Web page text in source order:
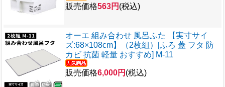
販売価格563円 (税込)
オーエ 組み合わせ 風呂ふた 【実寸サイ
ズ:68×108cm】（2枚組）[ふろ 蓋 フタ 防
カビ 抗菌 軽量 おすすめ] M-11
販売価格6,000円 (税込)